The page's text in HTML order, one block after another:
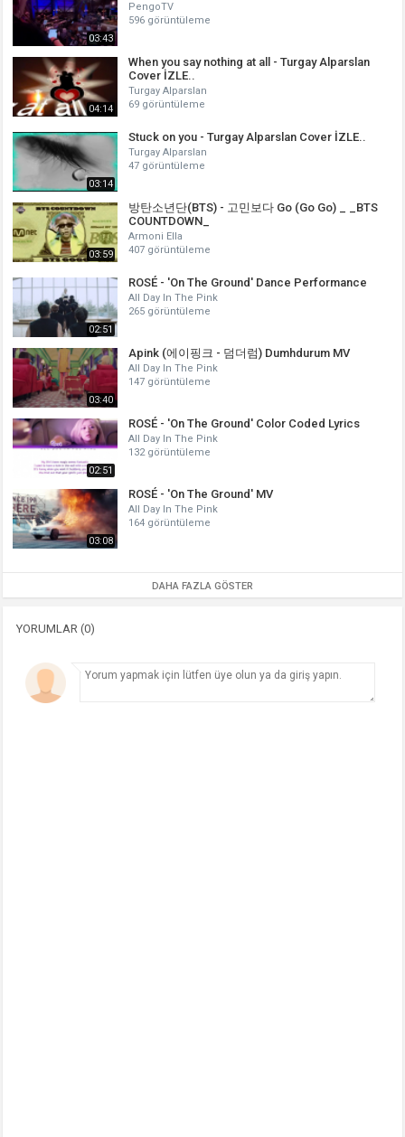
03:43
PengoTV
596 görüntüleme
04:14
When you say nothing at all - Turgay Alparslan
Cover İZLE..
Turgay Alparslan
69 görüntüleme
03:14
Stuck on you - Turgay Alparslan Cover İZLE..
Turgay Alparslan
47 görüntüleme
03:59
방탄소년단(BTS) - 고민보다 Go (Go Go) _ _BTS
COUNTDOWN_
Armoni Ella
407 görüntüleme
02:51
ROSÉ - 'On The Ground' Dance Performance
All Day In The Pink
265 görüntüleme
03:40
Apink (에이핑크 - 덤더럼) Dumhdurum MV
All Day In The Pink
147 görüntüleme
02:51
ROSÉ - 'On The Ground' Color Coded Lyrics
All Day In The Pink
132 görüntüleme
03:08
ROSÉ - 'On The Ground' MV
All Day In The Pink
164 görüntüleme
DAHA FAZLA GÖSTER
YORUMLAR (0)